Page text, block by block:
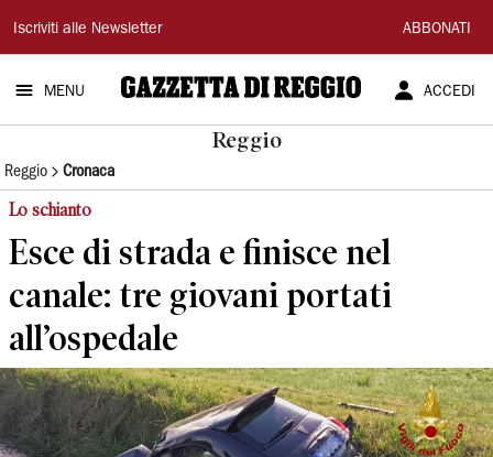
Gazzetta
di
Reggio
Iscriviti alle Newsletter ABBONATI
MENU ACCEDI
Reggio
Reggio Cronaca
Lo schianto
Esce di strada e finisce nel
canale: tre giovani portati
all’ospedale